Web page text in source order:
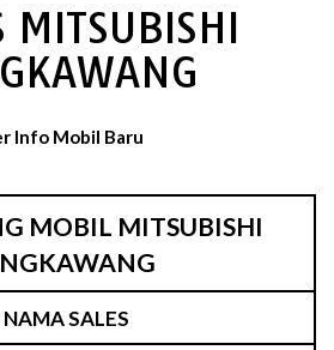
MITSUBISHI
MOBIL MITSUBISHI
NAMA SALES